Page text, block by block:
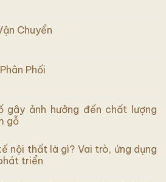
Chuyển
Phối
gây ảnh hưởng đến chất lượng
gỗ
nội thất là gì? Vai trò, ứng dụng
triển